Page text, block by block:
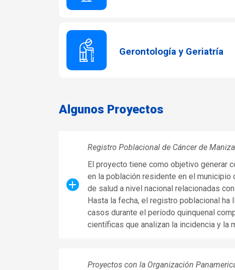
Gerontología y Geriatría
Algunos Proyectos
Registro Poblacional de Cáncer de
El proyecto tiene como objetivo generar
en la población residente en el
de salud a nivel nacional relacionadas
Hasta la fecha, el registro poblacional ha
casos durante el período quinquenal
científicas que analizan la incidencia y la
Proyectos con la Organización